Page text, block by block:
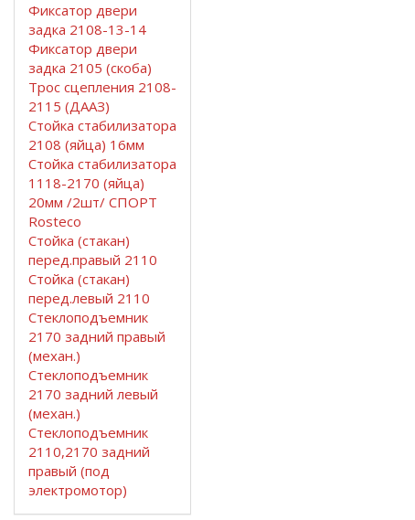
Фиксатор двери
задка 2108-13-14
Фиксатор двери
задка 2105 (скоба)
Трос сцепления 2108-
2115 (ДААЗ)
Стойка стабилизатора
2108 (яйца) 16мм
Стойка стабилизатора
1118-2170 (яйца)
20мм /2шт/ СПОРТ
Rosteco
Стойка (стакан)
перед.правый 2110
Стойка (стакан)
перед.левый 2110
Стеклоподъемник
2170 задний правый
(механ.)
Стеклоподъемник
2170 задний левый
(механ.)
Стеклоподъемник
2110,2170 задний
правый (под
электромотор)